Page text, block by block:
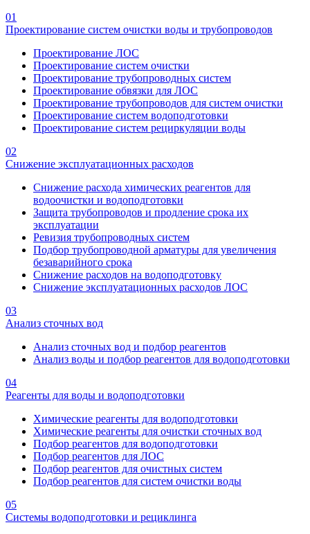
01
Проектирование систем очистки воды и трубопроводов
Проектирование ЛОС
Проектирование систем очистки
Проектирование трубопроводных систем
Проектирование обвязки для ЛОС
Проектирование трубопроводов для систем очистки
Проектирование систем водоподготовки
Проектирование систем рециркуляции воды
02
Снижение эксплуатационных расходов
Снижение расхода химических реагентов для
водоочистки и водоподготовки
Защита трубопроводов и продление срока их
эксплуатации
Ревизия трубопроводных систем
Подбор трубопроводной арматуры для увеличения
безаварийного срока
Снижение расходов на водоподготовку
Снижение эксплуатационных расходов ЛОС
03
Анализ сточных вод
Анализ сточных вод и подбор реагентов
Анализ воды и подбор реагентов для водоподготовки
04
Реагенты для воды и водоподготовки
Химические реагенты для водоподготовки
Химические реагенты для очистки сточных вод
Подбор реагентов для водоподготовки
Подбор реагентов для ЛОС
Подбор реагентов для очистных систем
Подбор реагентов для систем очистки воды
05
Системы водоподготовки и рециклинга